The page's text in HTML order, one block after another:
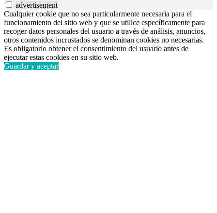
advertisement
Cualquier cookie que no sea particularmente necesaria para el
funcionamiento del sitio web y que se utilice específicamente para
recoger datos personales del usuario a través de análisis, anuncios,
otros contenidos incrustados se denominan cookies no necesarias.
Es obligatorio obtener el consentimiento del usuario antes de
ejecutar estas cookies en su sitio web.
Guardar y aceptar